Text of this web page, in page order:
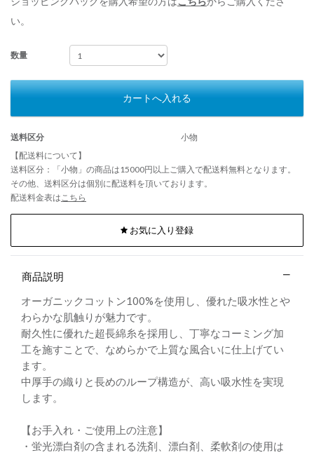
い。
数量
カートへ入れる
送料区分
小物
【配送料について】
送料区分：「小物」の商品は15000円以上ご購入で配送料無料となります。
その他、送料区分は個別に配送料を頂いております。
配送料金表はこちら
お気に入り登録
商品説明
オーガニックコットン100%を使用し、優れた吸水性とや
わらかな肌触りが魅力です。
耐久性に優れた超長綿糸を採用し、丁寧なコーミング加
工を施すことで、なめらかで上質な風合いに仕上げてい
ます。
中厚手の織りと長めのループ構造が、高い吸水性を実現
します。
【お手入れ・ご使用上の注意】
・蛍光漂白剤の含まれる洗剤、漂白剤、柔軟剤の使用は